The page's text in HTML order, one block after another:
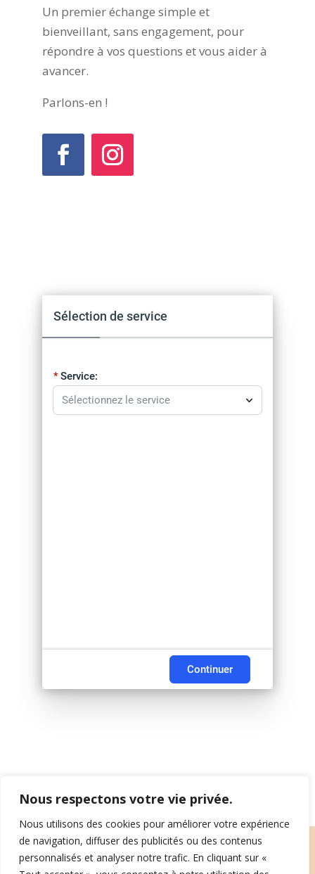
Nous respectons votre vie privée.
Nous utilisons des cookies pour améliorer votre expérience
de navigation, diffuser des publicités ou des contenus
personnalisés et analyser notre trafic. En cliquant sur «
Un premier échange simple et
bienveillant, sans engagement, pour
répondre à vos questions et vous aider à
avancer.
Parlons-en !
Sélection de service
Service:
Sélectionnez le service
Continuer
©2026 Powered byFWS360.